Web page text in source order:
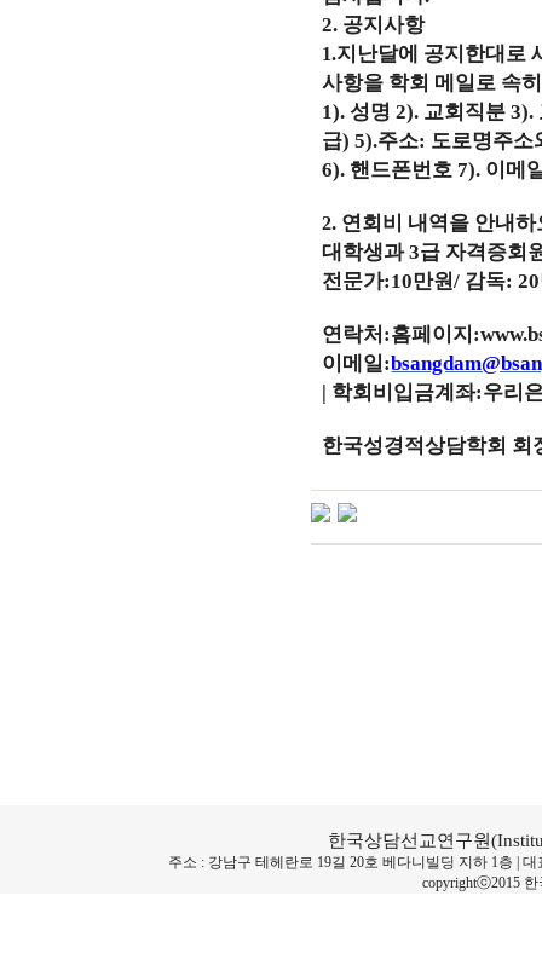
2. 공지사항
1.지난달에 공지한대로
사항을 학회 메일로 속
1).성명2). 교회직분3).
급) 5).주소: 도로명주소
6). 핸드폰번호 7). 이메
2. 연회비 내역을 안내
대학생과3급 자격증회
전문가:10만원/ 감독: 20
연락처 :홈페이지
이메일:
| 학회비입금계좌:우리
한국성경적상담학회 회
한국상담선교연구원
주소 : 강남구 테헤란로 19길 20호 베다니빌딩 지하 1층 | 대
copyrightⓒ2015 한